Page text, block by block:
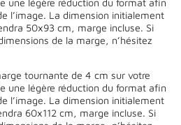
l’image. La dimension initialement
50x93 cm, marge incluse. Si
de la marge, n’hésitez
tournante de 4 cm sur votre
une légère réduction du format afin
l’image. La dimension initialement
60x112 cm, marge incluse. Si